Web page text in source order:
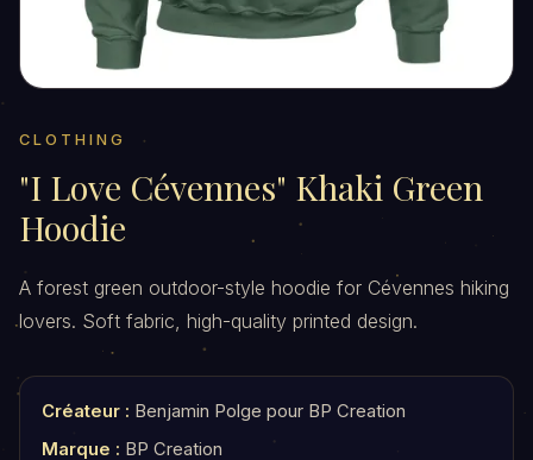
CLOTHING
"I Love Cévennes" Khaki Green
Hoodie
A forest green outdoor-style hoodie for Cévennes hiking
lovers. Soft fabric, high-quality printed design.
Créateur : Benjamin Polge pour BP Creation
Marque : BP Creation